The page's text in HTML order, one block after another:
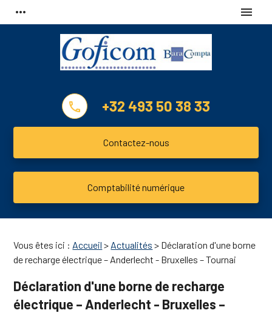
more_horiz menu
phone +32 493 50 38 33
Contactez-nous
Comptabilité numérique
Vous êtes ici : Accueil > Actualités > Déclaration d'une borne
de recharge électrique – Anderlecht - Bruxelles – Tournai
Déclaration d'une borne de recharge
électrique – Anderlecht - Bruxelles –